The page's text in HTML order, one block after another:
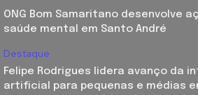
ONG Bom Samaritano desenvolve
saúde mental em Santo André
Destaque
Felipe Rodrigues lidera avanço da
artificial para pequenas e médias